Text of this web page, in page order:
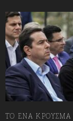
ΤΟ ΕΝΑ ΚΡΟΥΣΜΑ